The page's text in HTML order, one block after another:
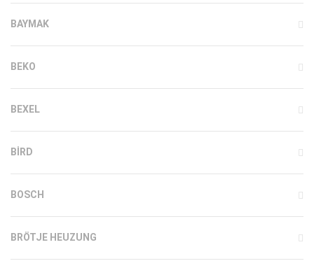
BAYMAK
BEKO
BEXEL
BIRD
BOSCH
BRÖTJE HEUZUNG